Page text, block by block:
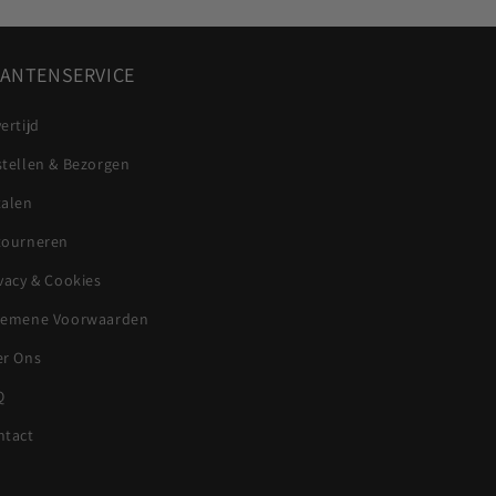
& Bezorgen
& Cookies
Voorwaarden
Ons